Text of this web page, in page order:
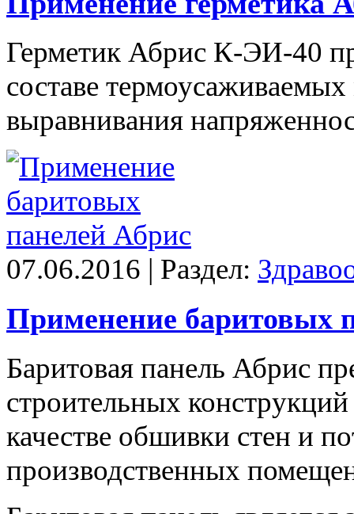
Герметик Абрис К-ЭИ-40
составе
выравнивания
07.06.2016 | Раздел:
Применение баритовых
Баритовая панель Абрис
строительных
качестве обшивки стен и
производственных